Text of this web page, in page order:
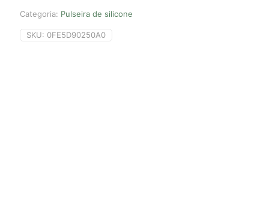
Categoria: Pulseira de silicone
SKU: 0FE5D90250A0